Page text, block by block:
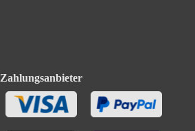
Zahlungsanbieter